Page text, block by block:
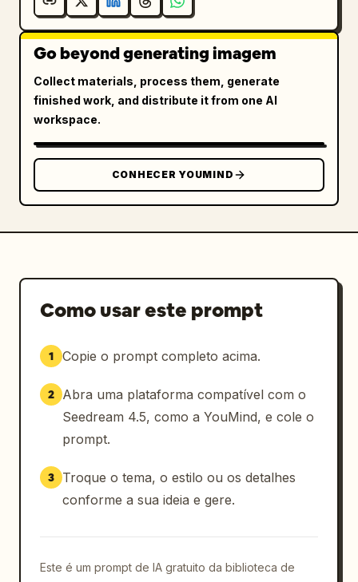
Go beyond generating imagem
Collect materials, process them, generate
finished work, and distribute it from one AI
workspace.
CONHECER YOUMIND
Como usar este prompt
1 Copie o prompt completo acima.
2
Abra uma plataforma compatível com o
Seedream 4.5, como a YouMind, e cole o
prompt.
3
Troque o tema, o estilo ou os detalhes
conforme a sua ideia e gere.
Este é um prompt de IA gratuito da biblioteca de